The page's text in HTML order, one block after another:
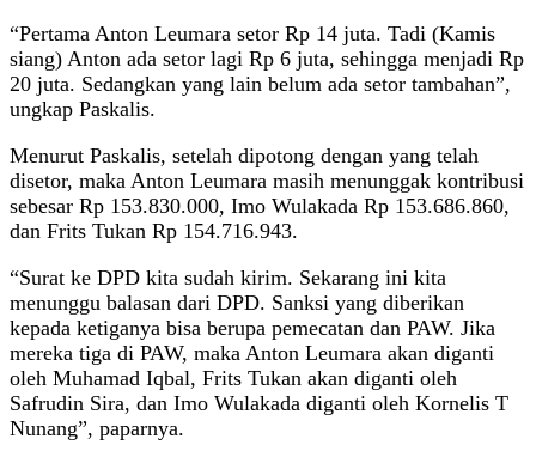
“Pertama Anton Leumara setor Rp 14 juta. Tadi (Kamis
siang) Anton ada setor lagi Rp 6 juta, sehingga menjadi Rp
20 juta. Sedangkan yang lain belum ada setor tambahan”,
ungkap Paskalis.
Menurut Paskalis, setelah dipotong dengan yang telah
disetor, maka Anton Leumara masih menunggak kontribusi
sebesar Rp 153.830.000, Imo Wulakada Rp 153.686.860,
dan Frits Tukan Rp 154.716.943.
“Surat ke DPD kita sudah kirim. Sekarang ini kita
menunggu balasan dari DPD. Sanksi yang diberikan
kepada ketiganya bisa berupa pemecatan dan PAW. Jika
mereka tiga di PAW, maka Anton Leumara akan diganti
oleh Muhamad Iqbal, Frits Tukan akan diganti oleh
Safrudin Sira, dan Imo Wulakada diganti oleh Kornelis T
Nunang”, paparnya.